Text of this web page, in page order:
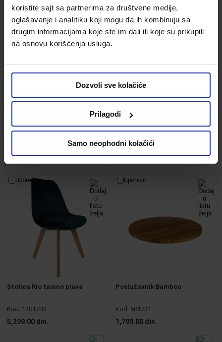
koristite sajt sa partnerima za društvene medije,
oglašavanje i analitiku koji mogu da ih kombinuju sa
drugim informacijama koje ste im dali ili koje su prikupili
na osnovu korišćenja usluga.
Dozvoli sve kolačiće
Prilagodi
Samo neophodni kolačići
Tanjir za serviranje Unique
399.00 din.
Osaka stolica 55x42x97 bela
Kod:1215455
5,899.00 din.
Uporediti
Stolica Rio tamno plava
Kod: 1201703
5,299.00 din.
Uporediti
Poslužavnik Bamboo
Kod: 601731
1,799.00 din.